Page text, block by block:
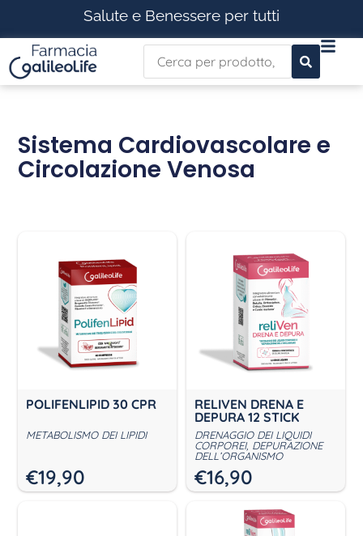
Salute e Benessere per tutti
Sistema Cardiovascolare e
Circolazione Venosa
POLIFENLIPID 30 CPR
METABOLISMO DEI LIPIDI
€19,90
RELIVEN DRENA E
DEPURA 12 STICK
DRENAGGIO DEI LIQUIDI
CORPOREI, DEPURAZIONE
DELL’ORGANISMO
€16,90